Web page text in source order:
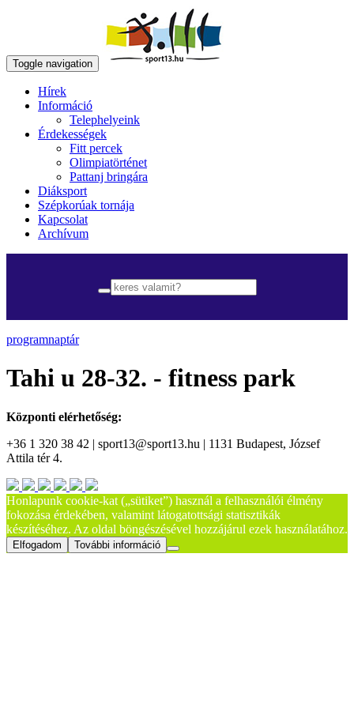
Toggle navigation
Hírek
Információ
Telephelyeink
Érdekességek
Fitt percek
Olimpiatörténet
Pattanj bringára
Diáksport
Szépkorúak tornája
Kapcsolat
Archívum
programnaptár
Tahi u 28-32. - fitness park
Központi elérhetőség:
+36 1 320 38 42 | sport13@sport13.hu | 1131 Budapest, József
Attila tér 4.
Honlapunk cookie-kat („sütiket”) használ a felhasználói élmény
fokozása érdekében, valamint látogatottsági statisztikák
készítéséhez. Az oldal böngészésével hozzájárul ezek használatához.
Elfogadom További információ